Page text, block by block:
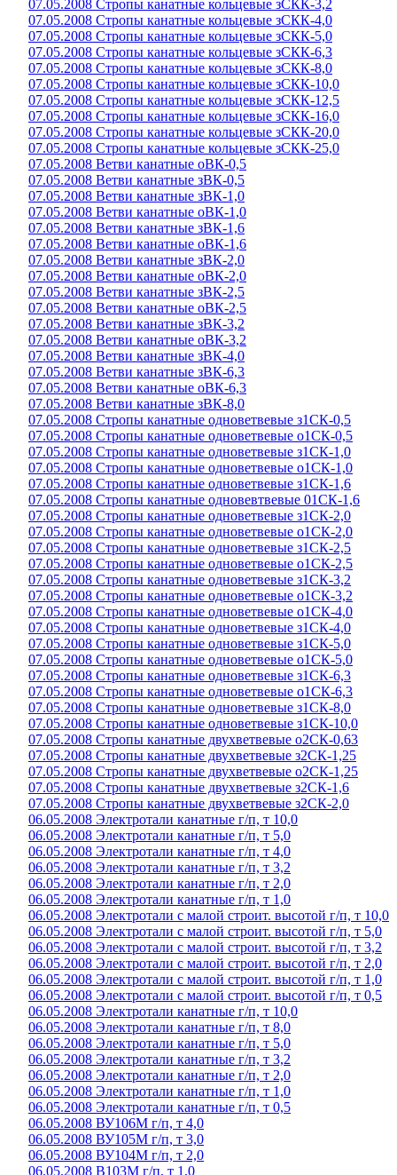
07.05.2008 Стропы канатные кольцевые зСКК-3,2
07.05.2008 Стропы канатные кольцевые зСКК-4,0
07.05.2008 Стропы канатные кольцевые зСКК-5,0
07.05.2008 Стропы канатные кольцевые зСКК-6,3
07.05.2008 Стропы канатные кольцевые зСКК-8,0
07.05.2008 Стропы канатные кольцевые зСКК-10,0
07.05.2008 Стропы канатные кольцевые зСКК-12,5
07.05.2008 Стропы канатные кольцевые зСКК-16,0
07.05.2008 Стропы канатные кольцевые зСКК-20,0
07.05.2008 Стропы канатные кольцевые зСКК-25,0
07.05.2008 Ветви канатные оВК-0,5
07.05.2008 Ветви канатные зВК-0,5
07.05.2008 Ветви канатные зВК-1,0
07.05.2008 Ветви канатные оВК-1,0
07.05.2008 Ветви канатные зВК-1,6
07.05.2008 Ветви канатные оВК-1,6
07.05.2008 Ветви канатные зВК-2,0
07.05.2008 Ветви канатные оВК-2,0
07.05.2008 Ветви канатные зВК-2,5
07.05.2008 Ветви канатные оВК-2,5
07.05.2008 Ветви канатные зВК-3,2
07.05.2008 Ветви канатные оВК-3,2
07.05.2008 Ветви канатные зВК-4,0
07.05.2008 Ветви канатные зВК-6,3
07.05.2008 Ветви канатные оВК-6,3
07.05.2008 Ветви канатные зВК-8,0
07.05.2008 Стропы канатные одноветвевые з1СК-0,5
07.05.2008 Стропы канатные одноветвевые о1СК-0,5
07.05.2008 Стропы канатные одноветвевые з1СК-1,0
07.05.2008 Стропы канатные одноветвевые о1СК-1,0
07.05.2008 Стропы канатные одноветвевые з1СК-1,6
07.05.2008 Стропы канатные одновевтвевые 01СК-1,6
07.05.2008 Стропы канатные одноветвевые з1СК-2,0
07.05.2008 Стропы канатные одноветвевые о1СК-2,0
07.05.2008 Стропы канатные одноветвевые з1СК-2,5
07.05.2008 Стропы канатные одноветвевые о1СК-2,5
07.05.2008 Стропы канатные одноветвевые з1СК-3,2
07.05.2008 Стропы канатные одноветвевые о1СК-3,2
07.05.2008 Стропы канатные одноветвевые о1СК-4,0
07.05.2008 Стропы канатные одноветвевые з1СК-4,0
07.05.2008 Стропы канатные одноветвевые з1СК-5,0
07.05.2008 Стропы канатные одноветвевые о1СК-5,0
07.05.2008 Стропы канатные одноветвевые з1СК-6,3
07.05.2008 Стропы канатные одноветвевые о1СК-6,3
07.05.2008 Стропы канатные одноветвевые з1СК-8,0
07.05.2008 Стропы канатные одноветвевые з1СК-10,0
07.05.2008 Стропы канатные двухветвевые о2СК-0,63
07.05.2008 Стропы канатные двухветвевые з2СК-1,25
07.05.2008 Стропы канатные двухветвевые о2СК-1,25
07.05.2008 Стропы канатные двухветвевые з2СК-1,6
07.05.2008 Стропы канатные двухветвевые з2СК-2,0
06.05.2008 Электротали канатные г/п, т 10,0
06.05.2008 Электротали канатные г/п, т 5,0
06.05.2008 Электротали канатные г/п, т 4,0
06.05.2008 Электротали канатные г/п, т 3,2
06.05.2008 Электротали канатные г/п, т 2,0
06.05.2008 Электротали канатные г/п, т 1,0
06.05.2008 Электротали с малой строит. высотой г/п, т 10,0
06.05.2008 Электротали с малой строит. высотой г/п, т 5,0
06.05.2008 Электротали с малой строит. высотой г/п, т 3,2
06.05.2008 Электротали с малой строит. высотой г/п, т 2,0
06.05.2008 Электротали с малой строит. высотой г/п, т 1,0
06.05.2008 Электротали с малой строит. высотой г/п, т 0,5
06.05.2008 Электротали канатные г/п, т 10,0
06.05.2008 Электротали канатные г/п, т 8,0
06.05.2008 Электротали канатные г/п, т 5,0
06.05.2008 Электротали канатные г/п, т 3,2
06.05.2008 Электротали канатные г/п, т 2,0
06.05.2008 Электротали канатные г/п, т 1,0
06.05.2008 Электротали канатные г/п, т 0,5
06.05.2008 ВУ106М г/п, т 4,0
06.05.2008 ВУ105М г/п, т 3,0
06.05.2008 ВУ104М г/п, т 2,0
06.05.2008 В103М г/п, т 1,0